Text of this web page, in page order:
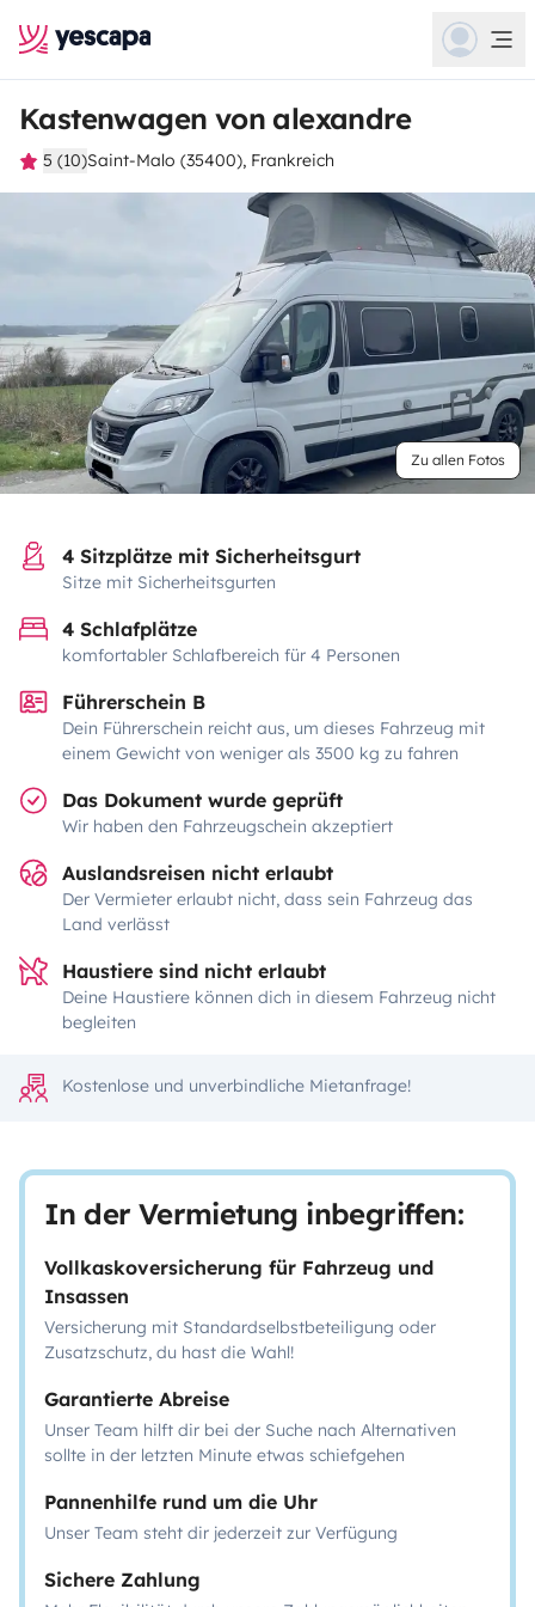
Kastenwagen von alexandre
5 (10)Saint-Malo (35400), Frankreich
Zu allen Fotos
4 Sitzplätze mit Sicherheitsgurt
Sitze mit Sicherheitsgurten
4 Schlafplätze
komfortabler Schlafbereich für 4 Personen
Führerschein B
Dein Führerschein reicht aus, um dieses Fahrzeug mit
einem Gewicht von weniger als 3500 kg zu fahren
Das Dokument wurde geprüft
Wir haben den Fahrzeugschein akzeptiert
Auslandsreisen nicht erlaubt
Der Vermieter erlaubt nicht, dass sein Fahrzeug das
Land verlässt
Haustiere sind nicht erlaubt
Deine Haustiere können dich in diesem Fahrzeug nicht
begleiten
Kostenlose und unverbindliche Mietanfrage!
In der Vermietung inbegriffen:
Vollkaskoversicherung für Fahrzeug und
Insassen
Versicherung mit Standardselbstbeteiligung oder
Zusatzschutz, du hast die Wahl!
Garantierte Abreise
Unser Team hilft dir bei der Suche nach Alternativen
sollte in der letzten Minute etwas schiefgehen
Pannenhilfe rund um die Uhr
Unser Team steht dir jederzeit zur Verfügung
Sichere Zahlung